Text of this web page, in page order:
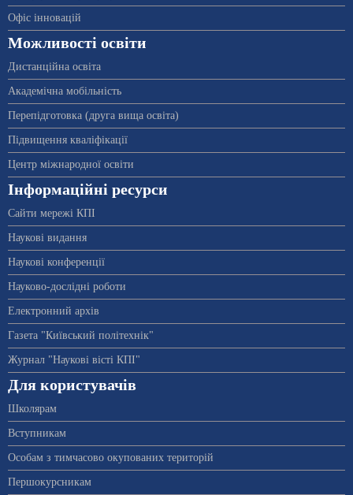
Офіс інновацій
Можливості освіти
Дистанційна освіта
Академічна мобільність
Перепідготовка (друга вища освіта)
Підвищення кваліфікації
Центр міжнародної освіти
Інформаційні ресурси
Сайти мережі КПІ
Наукові видання
Наукові конференції
Науково-дослідні роботи
Електронний архів
Газета "Київський політехнік"
Журнал "Наукові вісті КПІ"
Для користувачів
Школярам
Вступникам
Особам з тимчасово окупованих територій
Першокурсникам